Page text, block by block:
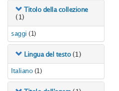
Titolo della collezione
(1)
saggi (1)
Lingua del testo (1)
Italiano (1)